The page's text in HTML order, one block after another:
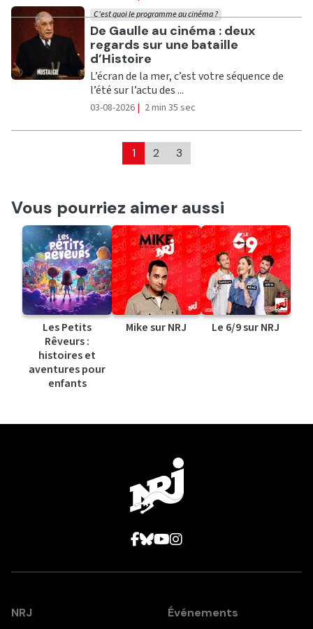
Ecouter
De Gaulle au cinéma : deux
regards sur une bataille
d’Histoire
C'est quoi le programme au cinéma ?
L’écran de la mer, c’est votre séquence de
l’été sur l’actu des ...
03-08-2026 | 2 min 35 sec
1 2 3
Vous pourriez aimer aussi
Les Petits
Rêveurs :
histoires et
aventures pour
enfants
Mike sur NRJ Le 6/9 sur NRJ
NRJ Événements